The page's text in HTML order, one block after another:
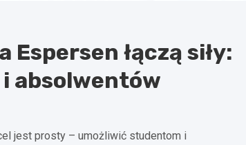
łączą siły:
absolwentów
jest prosty – umożliwić studentom i